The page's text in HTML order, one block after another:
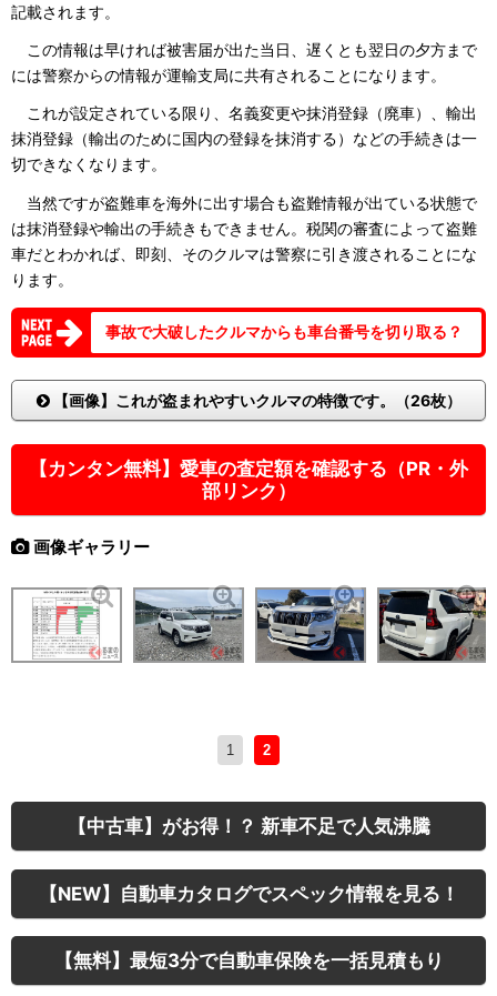
記載されます。
この情報は早ければ被害届が出た当日、遅くとも翌日の夕方まで
には警察からの情報が運輸支局に共有されることになります。
これが設定されている限り、名義変更や抹消登録（廃車）、輸出
抹消登録（輸出のために国内の登録を抹消する）などの手続きは一
切できなくなります。
当然ですが盗難車を海外に出す場合も盗難情報が出ている状態で
は抹消登録や輸出の手続きもできません。税関の審査によって盗難
車だとわかれば、即刻、そのクルマは警察に引き渡されることにな
ります。
事故で大破したクルマからも車台番号を切り取る？
【画像】これが盗まれやすいクルマの特徴です。（26枚）
【カンタン無料】愛車の査定額を確認する（PR・外
部リンク）
画像ギャラリー
1 2
【中古車】がお得！？ 新車不足で人気沸騰
【NEW】自動車カタログでスペック情報を見る！
【無料】最短3分で自動車保険を一括見積もり